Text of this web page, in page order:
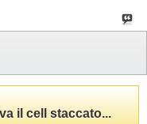
il cell staccato...